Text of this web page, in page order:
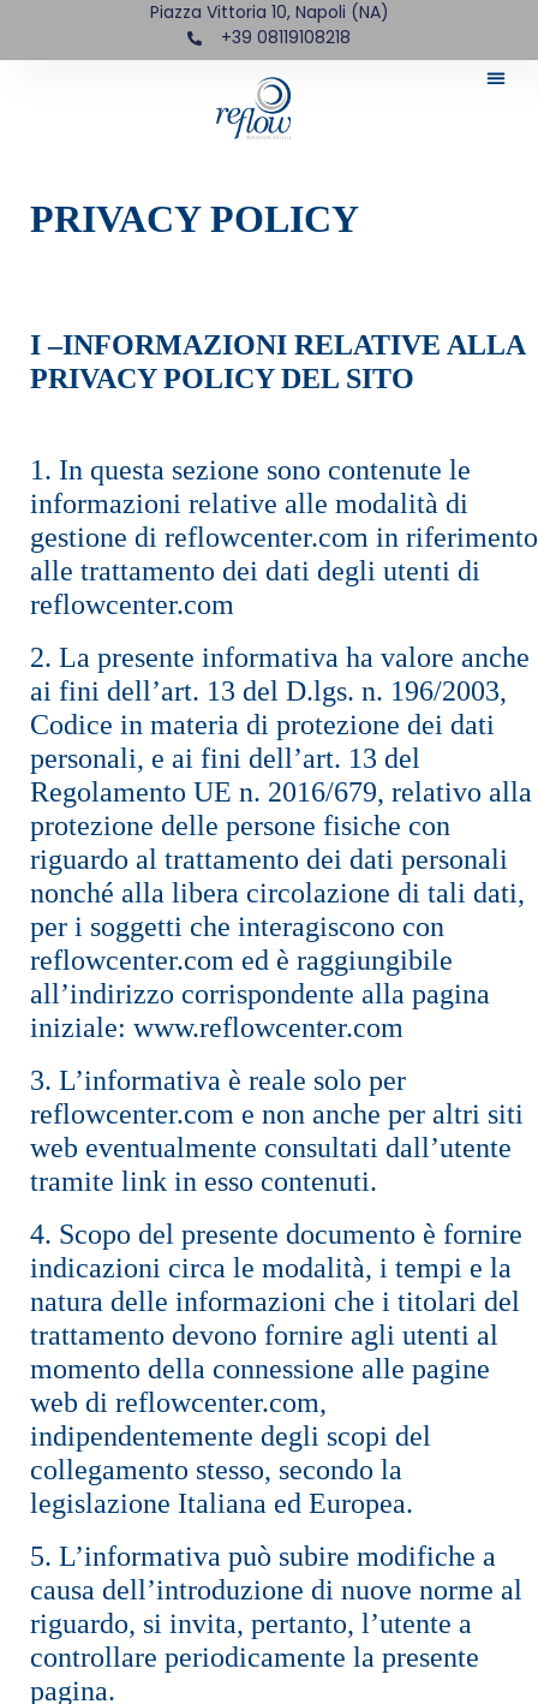
Piazza Vittoria 10, Napoli (NA)
+39 08119108218
PRIVACY POLICY
I –INFORMAZIONI RELATIVE ALLA
PRIVACY POLICY DEL SITO
1. In questa sezione sono contenute le
informazioni relative alle modalità di
gestione di reflowcenter.com in riferimento
alle trattamento dei dati degli utenti di
reflowcenter.com
2. La presente informativa ha valore anche
ai fini dell’art. 13 del D.lgs. n. 196/2003,
Codice in materia di protezione dei dati
personali, e ai fini dell’art. 13 del
Regolamento UE n. 2016/679, relativo alla
protezione delle persone fisiche con
riguardo al trattamento dei dati personali
nonché alla libera circolazione di tali dati,
per i soggetti che interagiscono con
reflowcenter.com ed è raggiungibile
all’indirizzo corrispondente alla pagina
iniziale: www.reflowcenter.com
3. L’informativa è reale solo per
reflowcenter.com e non anche per altri siti
web eventualmente consultati dall’utente
tramite link in esso contenuti.
4. Scopo del presente documento è fornire
indicazioni circa le modalità, i tempi e la
natura delle informazioni che i titolari del
trattamento devono fornire agli utenti al
momento della connessione alle pagine
web di reflowcenter.com,
indipendentemente degli scopi del
collegamento stesso, secondo la
legislazione Italiana ed Europea.
5. L’informativa può subire modifiche a
causa dell’introduzione di nuove norme al
riguardo, si invita, pertanto, l’utente a
controllare periodicamente la presente
pagina.